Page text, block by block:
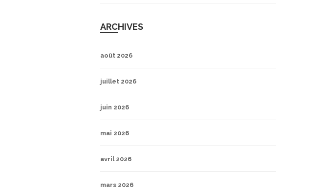
ARCHIVES
août 2026
juillet 2026
juin 2026
mai 2026
avril 2026
mars 2026